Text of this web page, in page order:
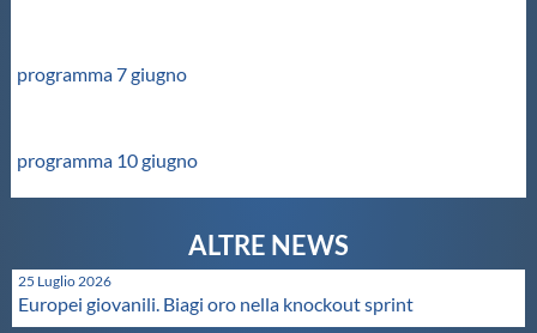
GUG
Propaganda
programma 7 giugno
programma 10 giugno
25 Luglio 2026
Europei giovanili. Biagi oro nella knockout sprint